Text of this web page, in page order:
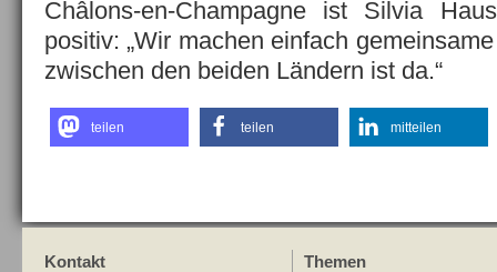
Châlons-en-Champagne ist Silvia
positiv: „Wir machen einfach
zwischen den beiden Ländern ist da.“
teilen teilen mitteilen
Kontakt Themen